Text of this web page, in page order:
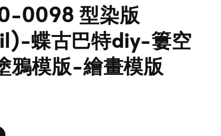
0098 型染版
蝶古巴特diy-簍空
鴉模版-繪畫模版